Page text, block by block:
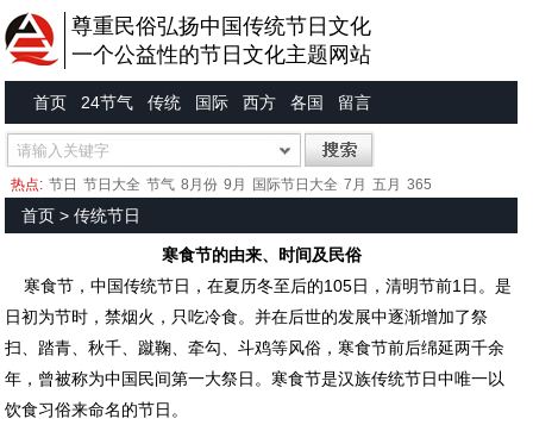
尊重民俗弘扬中国传统节日文化
一个公益性的节日文化主题网站
首页 24节气 传统 国际 西方 各国 留言
热点: 节日 节日大全 节气 8月份 9月 国际节日大全 7月 五月 365
首页 >传统节日
寒食节的由来、时间及民俗
寒食节，中国传统节日，在夏历冬至后的105日，清明节前1日。是
日初为节时，禁烟火，只吃冷食。并在后世的发展中逐渐增加了祭
扫、踏青、秋千、蹴鞠、牵勾、斗鸡等风俗，寒食节前后绵延两千余
年，曾被称为中国民间第一大祭日。寒食节是汉族传统节日中唯一以
饮食习俗来命名的节日。